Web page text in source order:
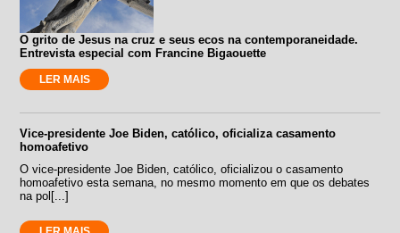
O grito de Jesus na cruz e seus ecos na contemporaneidade.
Entrevista especial com Francine Bigaouette
LER MAIS
Vice-presidente Joe Biden, católico, oficializa casamento
homoafetivo
O vice-presidente Joe Biden, católico, oficializou o casamento
homoafetivo esta semana, no mesmo momento em que os debates
na pol[...]